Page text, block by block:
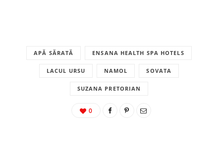
APĂ SĂRATĂ ENSANA HEALTH SPA HOTELS
LACUL URSU NAMOL SOVATA
SUZANA PRETORIAN
0